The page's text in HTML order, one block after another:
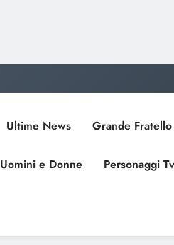
Ultime News Grande Fratello
Uomini e Donne Personaggi Tv